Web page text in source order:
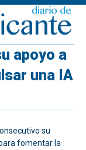
apoyo a
una IA
su
fomentar la